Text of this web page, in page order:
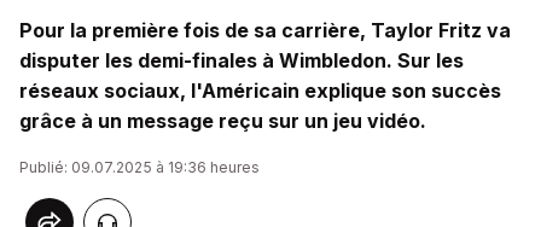
Pour la première fois de sa carrière, Taylor Fritz va
disputer les demi-finales à Wimbledon. Sur les
réseaux sociaux, l'Américain explique son succès
grâce à un message reçu sur un jeu vidéo.
Publié: 09.07.2025 à 19:36 heures